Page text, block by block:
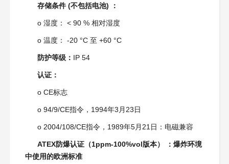
存储条件 (不包括电池) ：
o 湿度： < 90 % 相对湿度
o 温度： -20 °C 至 +60 °C
防护等级： IP 54
认证：
o CE标志
o 94/9/CE指令，1994年3月23日
o 2004/108/CE指令，1989年5月21日：电磁兼容
ATEX防爆认证（1ppm-100%vol版本） ：爆炸环境
中使用的欧洲标准